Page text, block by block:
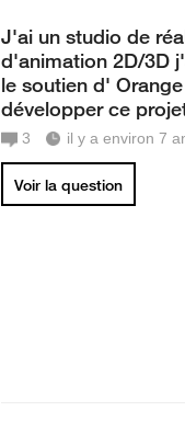
J'ai un studio de
d'animation 2D/3D
le soutien d'
développer ce
3 il y a environ 7
Voir la question